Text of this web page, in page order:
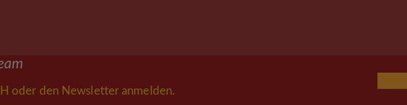
oder den Newsletter anmelden.